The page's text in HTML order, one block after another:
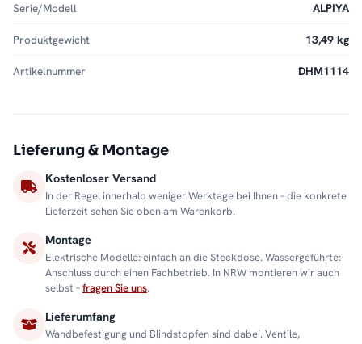
Serie/Modell ALPIYA
Produktgewicht 13,49 kg
Artikelnummer DHM1114
Lieferung & Montage
Kostenloser Versand
In der Regel innerhalb weniger Werktage bei Ihnen – die konkrete
Lieferzeit sehen Sie oben am Warenkorb.
Montage
Elektrische Modelle: einfach an die Steckdose. Wassergeführte:
Anschluss durch einen Fachbetrieb. In NRW montieren wir auch
selbst –fragen Sie uns.
Lieferumfang
Wandbefestigung und Blindstopfen sind dabei. Ventile,